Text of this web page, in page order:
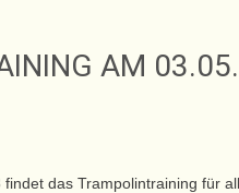
AM
das Trampolintraining für